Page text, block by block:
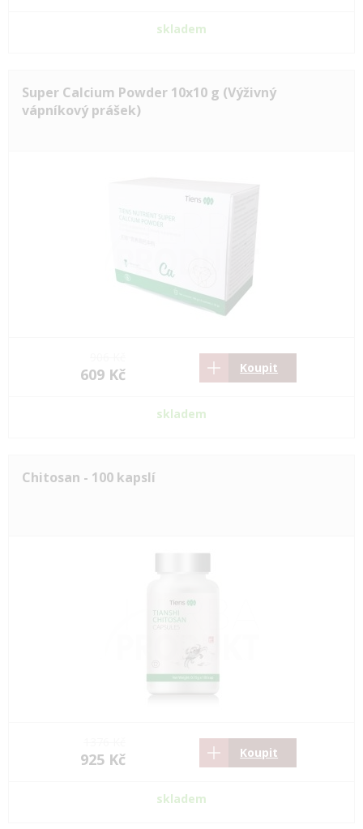
skladem
Super Calcium Powder 10x10 g (Výživný
vápníkový prášek)
609 Kč Koupit
skladem
Chitosan - 100 kapslí
925 Kč Koupit
skladem